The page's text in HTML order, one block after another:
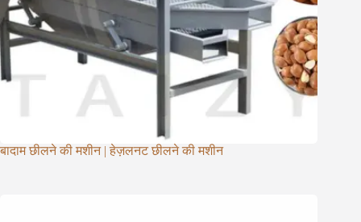
बादाम छीलने की मशीन | हेज़लनट छीलने की मशीन